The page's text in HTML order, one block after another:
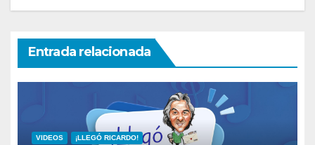
Entrada relacionada
VIDEOS ¡LLEGÓ RICARDO!